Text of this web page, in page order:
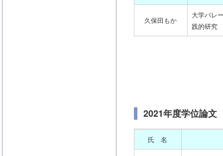
久保田もか
大学バレ
践的研究
2021年度学位論文
氏 名